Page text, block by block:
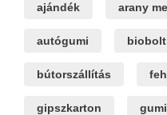
ajándék arany
autógumi biobolt
bútorszállítás
gipszkarton gumi